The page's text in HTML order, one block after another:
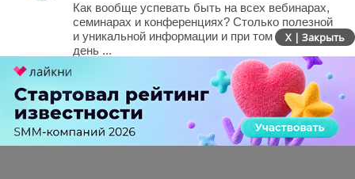
Как вообще успевать быть на всех вебинарах,
семинарах и конференциях? Столько полезной
и уникальной информации и при том каждый
день ...
X | Закрыть